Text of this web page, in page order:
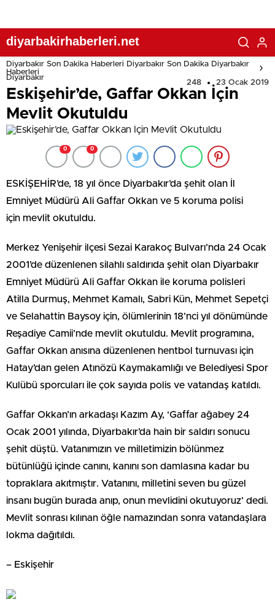
diyarbakirhaberleri.net
Diyarbakır Son Dakika Haberleri Diyarbakır Son Dakika Diyarbakır
Haberleri
Diyarbakır
248 23 Ocak 2019
Eskişehir’de, Gaffar Okkan İçin
Mevlit Okutuldu
0 0
ESKİŞEHİR’de, 18 yıl önce Diyarbakır’da şehit olan İl
Emniyet Müdürü Ali Gaffar Okkan ve 5 koruma polisi
için mevlit okutuldu.
Merkez Yenişehir ilçesi Sezai Karakoç Bulvarı’nda 24 Ocak
2001’de düzenlenen silahlı saldırıda şehit olan Diyarbakır
Emniyet Müdürü Ali Gaffar Okkan ile koruma polisleri
Atilla Durmuş, Mehmet Kamalı, Sabri Kün, Mehmet Sepetçi
ve Selahattin Baysoy için, ölümlerinin 18’nci yıl dönümünde
Reşadiye Camii’nde mevlit okutuldu. Mevlit programına,
Gaffar Okkan anısına düzenlenen hentbol turnuvası için
Hatay’dan gelen Atınözü Kaymakamlığı ve Belediyesi Spor
Kulübü sporcuları ile çok sayıda polis ve vatandaş katıldı.
Gaffar Okkan’ın arkadaşı Kazım Ay, ‘Gaffar ağabey 24
Ocak 2001 yılında, Diyarbakır’da hain bir saldırı sonucu
şehit düştü. Vatanımızın ve milletimizin bölünmez
bütünlüğü içinde canını, kanını son damlasına kadar bu
topraklara akıtmıştır. Vatanını, milletini seven bu güzel
insanı bugün burada anıp, onun mevlidini okutuyoruz’ dedi.
Mevlit sonrası kılınan öğle namazından sonra vatandaşlara
lokma dağıtıldı.
– Eskişehir